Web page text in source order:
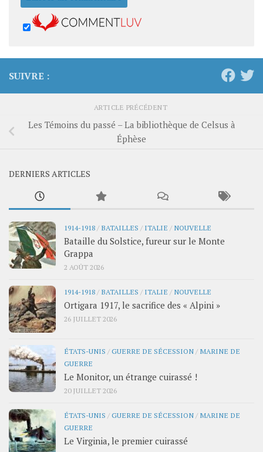
SUIVRE :
ARTICLE PRÉCÉDENT
Les Témoins du passé – La bibliothèque de Celsus à
Éphèse
DERNIERS ARTICLES
1914-1918/ BATAILLES / ITALIE / NOUVELLE
Bataille du Solstice, fureur sur le Monte
Grappa
2 AOÛT 2026
1914-1918/ BATAILLES / ITALIE / NOUVELLE
Ortigara 1917, le sacrifice des « Alpini »
26 JUILLET 2026
ÉTATS-UNIS /GUERRE DE SÉCESSION/ MARINE DE
GUERRE
Le Monitor, un étrange cuirassé !
20 JUILLET 2026
ÉTATS-UNIS /GUERRE DE SÉCESSION/ MARINE DE
GUERRE
Le Virginia, le premier cuirassé